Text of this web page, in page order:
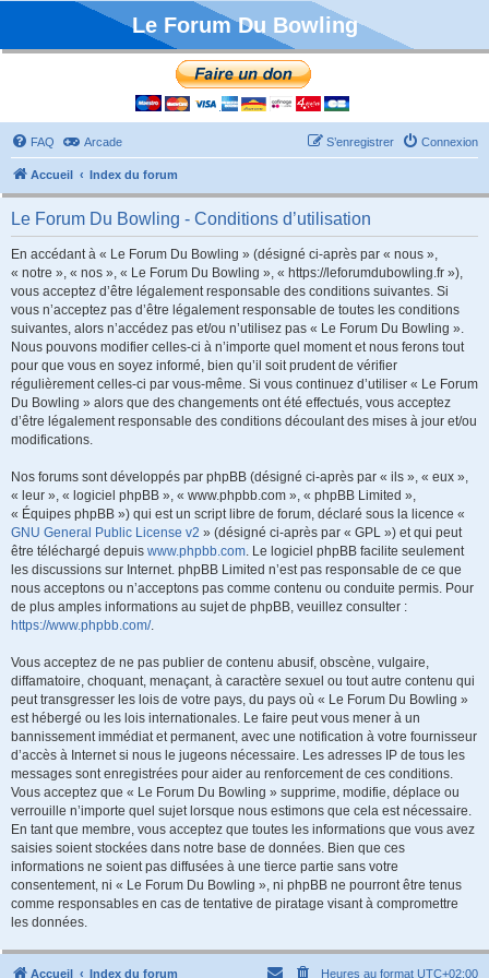
Le Forum Du Bowling
FAQ Arcade Connexion
S’enregistrer
Accueil Index du forum
Le Forum Du Bowling - Conditions d’utilisation
En accédant à « Le Forum Du Bowling » (désigné ci-après par « nous »,
« notre », « nos », « Le Forum Du Bowling », « https://leforumdubowling.fr »),
vous acceptez d’être légalement responsable des conditions suivantes. Si
vous n’acceptez pas d’être légalement responsable de toutes les conditions
suivantes, alors n’accédez pas et/ou n’utilisez pas « Le Forum Du Bowling ».
Nous pouvons modifier celles-ci à n’importe quel moment et nous ferons tout
pour que vous en soyez informé, bien qu’il soit prudent de vérifier
régulièrement celles-ci par vous-même. Si vous continuez d’utiliser « Le Forum
Du Bowling » alors que des changements ont été effectués, vous acceptez
d’être légalement responsable des conditions découlant des mises à jour et/ou
modifications.
Nos forums sont développés par phpBB (désigné ci-après par « ils », « eux »,
« leur », « logiciel phpBB », « www.phpbb.com », « phpBB Limited »,
« Équipes phpBB ») qui est un script libre de forum, déclaré sous la licence «
GNU General Public License v2 » (désigné ci-après par « GPL ») et qui peut
être téléchargé depuis www.phpbb.com. Le logiciel phpBB facilite seulement
les discussions sur Internet. phpBB Limited n’est pas responsable de ce que
nous acceptons ou n’acceptons pas comme contenu ou conduite permis. Pour
de plus amples informations au sujet de phpBB, veuillez consulter :
https://www.phpbb.com/.
Vous acceptez de ne pas publier de contenu abusif, obscène, vulgaire,
diffamatoire, choquant, menaçant, à caractère sexuel ou tout autre contenu qui
peut transgresser les lois de votre pays, du pays où « Le Forum Du Bowling »
est hébergé ou les lois internationales. Le faire peut vous mener à un
bannissement immédiat et permanent, avec une notification à votre fournisseur
d’accès à Internet si nous le jugeons nécessaire. Les adresses IP de tous les
messages sont enregistrées pour aider au renforcement de ces conditions.
Vous acceptez que « Le Forum Du Bowling » supprime, modifie, déplace ou
verrouille n’importe quel sujet lorsque nous estimons que cela est nécessaire.
En tant que membre, vous acceptez que toutes les informations que vous avez
saisies soient stockées dans notre base de données. Bien que ces
informations ne soient pas diffusées à une tierce partie sans votre
consentement, ni « Le Forum Du Bowling », ni phpBB ne pourront être tenus
comme responsables en cas de tentative de piratage visant à compromettre
les données.
Accueil Index du forum Heures au format UTC+02:00